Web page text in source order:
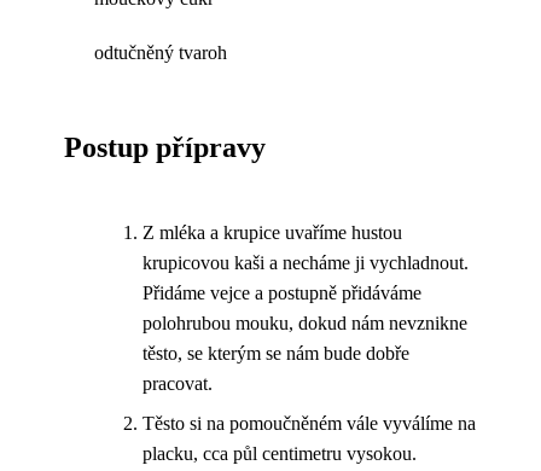
odtučněný tvaroh
Postup přípravy
Z mléka a krupice uvaříme hustou
krupicovou kaši a necháme ji vychladnout.
Přidáme vejce a postupně přidáváme
polohrubou mouku, dokud nám nevznikne
těsto, se kterým se nám bude dobře
pracovat.
Těsto si na pomoučněném vále vyválíme na
placku, cca půl centimetru vysokou.